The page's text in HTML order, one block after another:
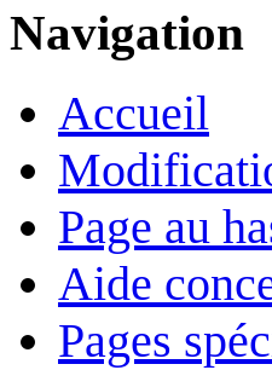
Navigation
Accueil
Page au
Aide
Pages